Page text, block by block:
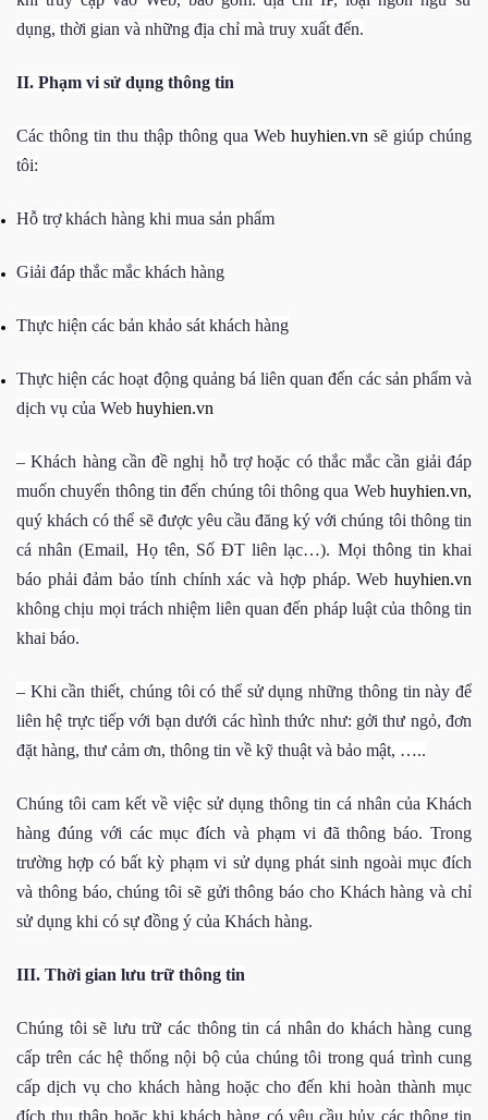
dụng, thời gian và những địa chỉ mà truy xuất đến.
II. Phạm vi sử dụng thông tin
Các thông tin thu thập thông qua Web huyhien.vn sẽ giúp chúng
tôi:
Hỗ trợ khách hàng khi mua sản phẩm
Giải đáp thắc mắc khách hàng
Thực hiện các bản khảo sát khách hàng
Thực hiện các hoạt động quảng bá liên quan đến các sản phẩm và
dịch vụ của Web huyhien.vn
– Khách hàng cần đề nghị hỗ trợ hoặc có thắc mắc cần giải đáp
muốn chuyển thông tin đến chúng tôi thông qua Web huyhien.vn,
quý khách có thể sẽ được yêu cầu đăng ký với chúng tôi thông tin
cá nhân (Email, Họ tên, Số ĐT liên lạc…). Mọi thông tin khai
báo phải đảm bảo tính chính xác và hợp pháp.Webhuyhien.vn
không chịu mọi trách nhiệm liên quan đến pháp luật của thông tin
khai báo.
– Khi cần thiết, chúng tôi có thể sử dụng những thông tin này để
liên hệ trực tiếp với bạn dưới các hình thức như: gởi thư ngỏ, đơn
đặt hàng, thư cảm ơn, thông tin về kỹ thuật và bảo mật, …..
Chúng tôi cam kết về việc sử dụng thông tin cá nhân của Khách
hàng đúng với các mục đích và phạm vi đã thông báo. Trong
trường hợp có bất kỳ phạm vi sử dụng phát sinh ngoài mục đích
và thông báo,chúng tôi sẽ gửi thông báo cho Khách hàng và chỉ
sử dụng khi có sự đồng ý của Khách hàng.
III. Thời gian lưu trữ thông tin
Chúng tôi sẽ lưu trữ các thông tin cá nhân do khách hàng cung
cấp trên các hệ thống nội bộ của chúng tôi trong quá trình cung
cấp dịch vụ cho khách hàng hoặc cho đến khi hoàn thành mục
đích thu thập hoặc khi khách hàng có yêu cầu hủy các thông tin